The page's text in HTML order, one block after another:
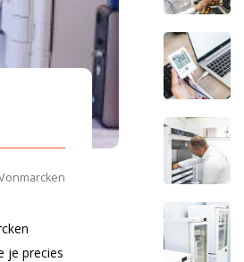
je precies